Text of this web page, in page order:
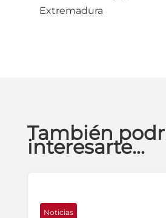
Extremadura
También
interesarte…
Noticias